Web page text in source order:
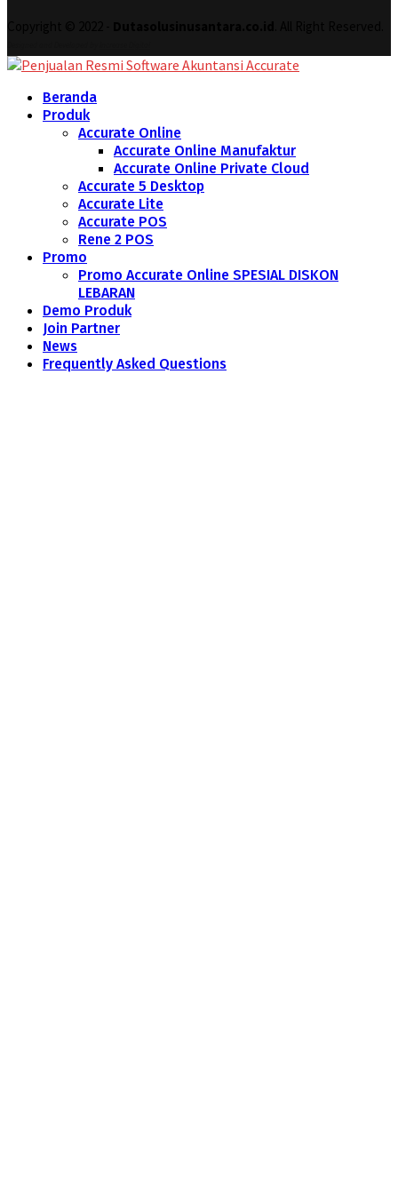
Beranda
Produk
Accurate Online
Accurate Online Manufaktur
Accurate Online Private Cloud
Accurate 5 Desktop
Accurate Lite
Accurate POS
Rene 2 POS
Promo
Promo Accurate Online SPESIAL DISKON
LEBARAN
Demo Produk
Join Partner
News
Frequently Asked Questions